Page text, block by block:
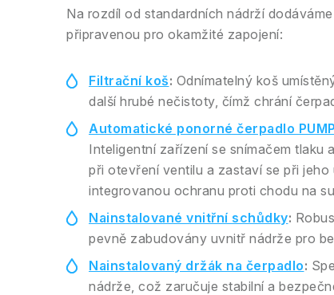
Na rozdíl od standardních nádrží
připravenou pro okamžité zapojení:
Filtrační koš: Odnímatelný koš
další hrubé nečistoty, čímž chrání
Automatické ponorné čerpadlo
Inteligentní zařízení se snímačem tlaku
při otevření ventilu a zastaví se při jeho
integrovanou ochranu proti chodu na
Nainstalované vnitřní schůdky:
pevně zabudovány uvnitř nádrže pro
Nainstalovaný držák na čerpadlo:
nádrže, což zaručuje stabilní a